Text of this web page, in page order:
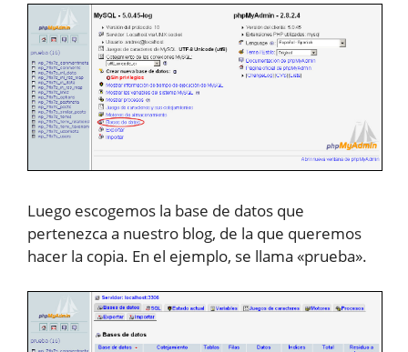
Luego escogemos la base de datos que
pertenezca a nuestro blog, de la que queremos
hacer la copia. En el ejemplo, se llama «prueba».